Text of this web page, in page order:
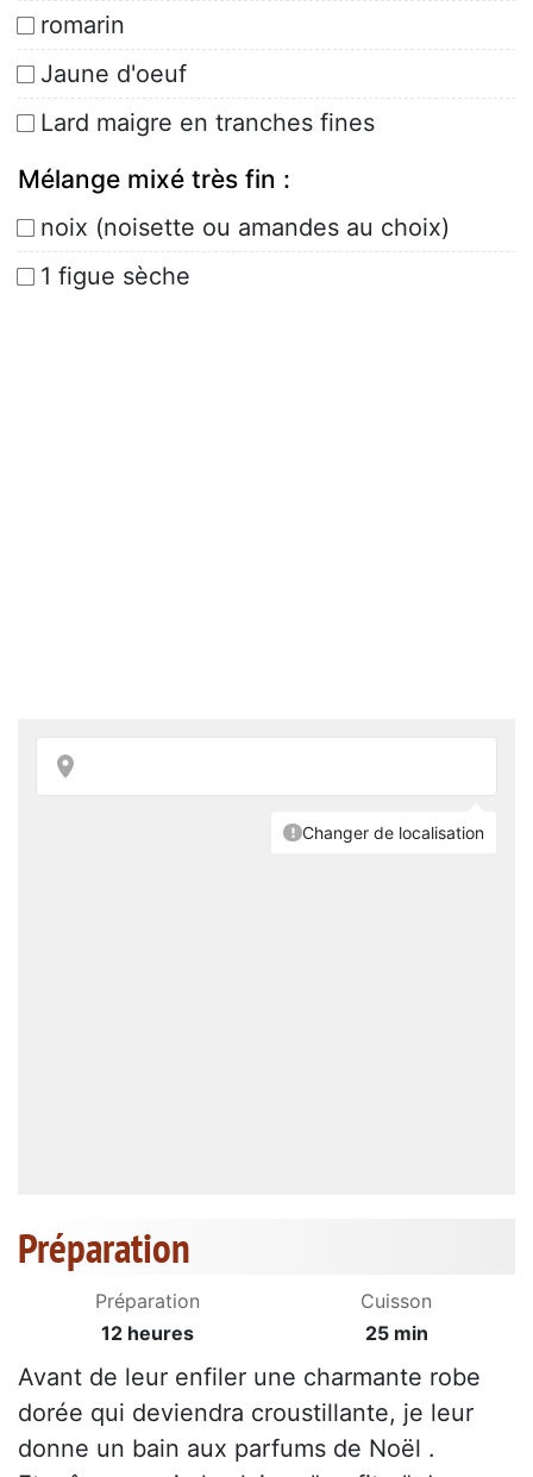
romarin
Jaune d'oeuf
Lard maigre en tranches fines
Mélange mixé très fin :
noix (noisette ou amandes au choix)
1 figue sèche
Préparation
Préparation
12 heures
Cuisson
25 min
Avant de leur enfiler une charmante robe
dorée qui deviendra croustillante, je leur
donne un bain aux parfums de Noël .